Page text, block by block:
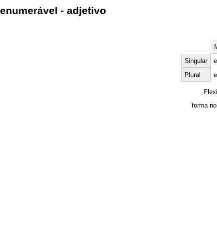
enumerável - adjetivo
Singular
Plural
forma